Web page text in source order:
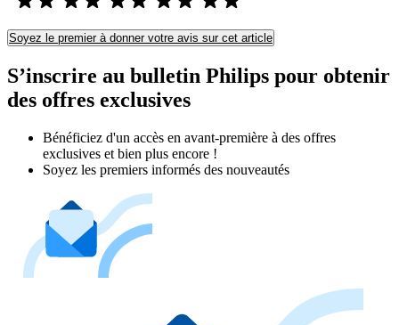
Soyez le premier à donner votre avis sur cet article
S’inscrire au bulletin Philips pour obtenir
des offres exclusives
Bénéficiez d'un accès en avant-première à des offres
exclusives et bien plus encore !
Soyez les premiers informés des nouveautés